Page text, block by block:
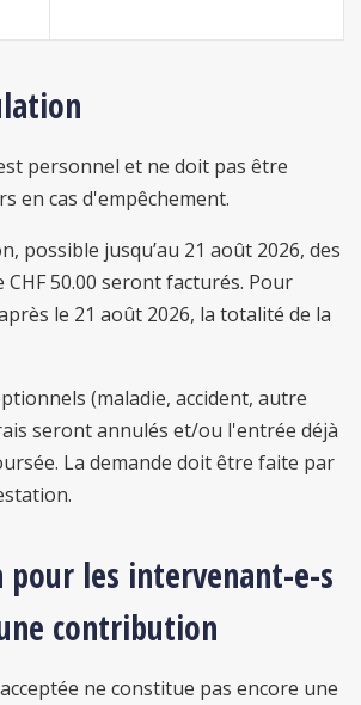
personnel et ne doit pas être
en cas d'empêchement.
possible jusqu’au 21 août 2026, des
CHF 50.00 seront facturés. Pour
le 21 août 2026, la totalité de la
(maladie, accident, autre
seront annulés et/ou l'entrée déjà
La demande doit être faite par
les intervenant-e-s
contribution
ne constitue pas encore une